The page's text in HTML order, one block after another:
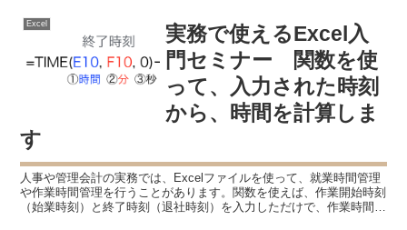
Excel
実務で使えるExcel入
門セミナー 関数を使
って、入力された時刻
から、時間を計算しま
す
人事や管理会計の実務では、Excelファイルを使って、就業時間管理
や作業時間管理を行うことがあります。関数を使えば、作業開始時刻
（始業時刻）と終了時刻（退社時刻）を入力しただけで、作業時間